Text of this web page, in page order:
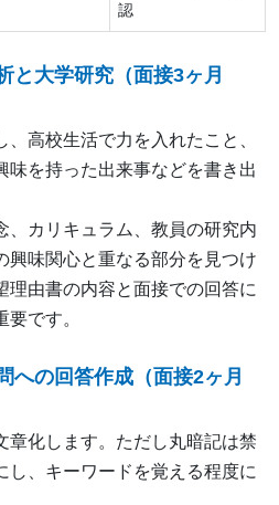
認
と大学研究（面接3ヶ月
高校生活で力を入れたこと、
味を持った出来事などを書き出
、カリキュラム、教員の研究内
興味関心と重なる部分を見つけ
理由書の内容と面接での回答に
です。
への回答作成（面接2ヶ月
章化します。ただし丸暗記は禁
し、キーワードを覚える程度に